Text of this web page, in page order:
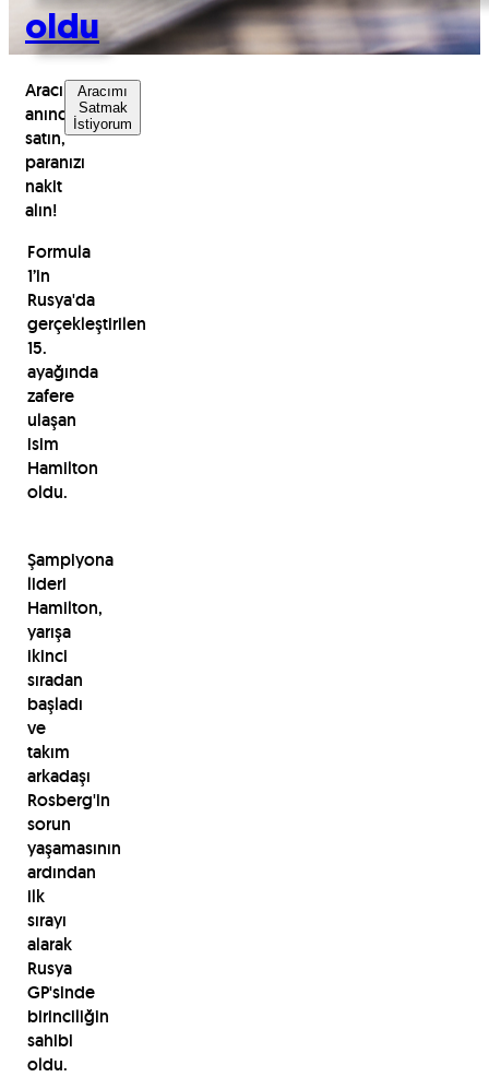
oldu
Aracınızı
anında
satın,
paranızı
nakit
alın!
Aracımı
Satmak
İstiyorum
Formula
1’in
Rusya'da
gerçekleştirilen
15.
ayağında
zafere
ulaşan
isim
Hamilton
oldu.
Şampiyona
lideri
Hamilton,
yarışa
ikinci
sıradan
başladı
ve
takım
arkadaşı
Rosberg'in
sorun
yaşamasının
ardından
ilk
sırayı
alarak
Rusya
GP'sinde
birinciliğin
sahibi
oldu.